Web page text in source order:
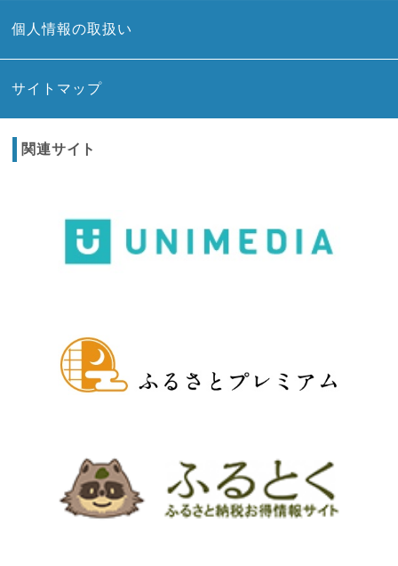
個人情報の取扱い
サイトマップ
関連サイト